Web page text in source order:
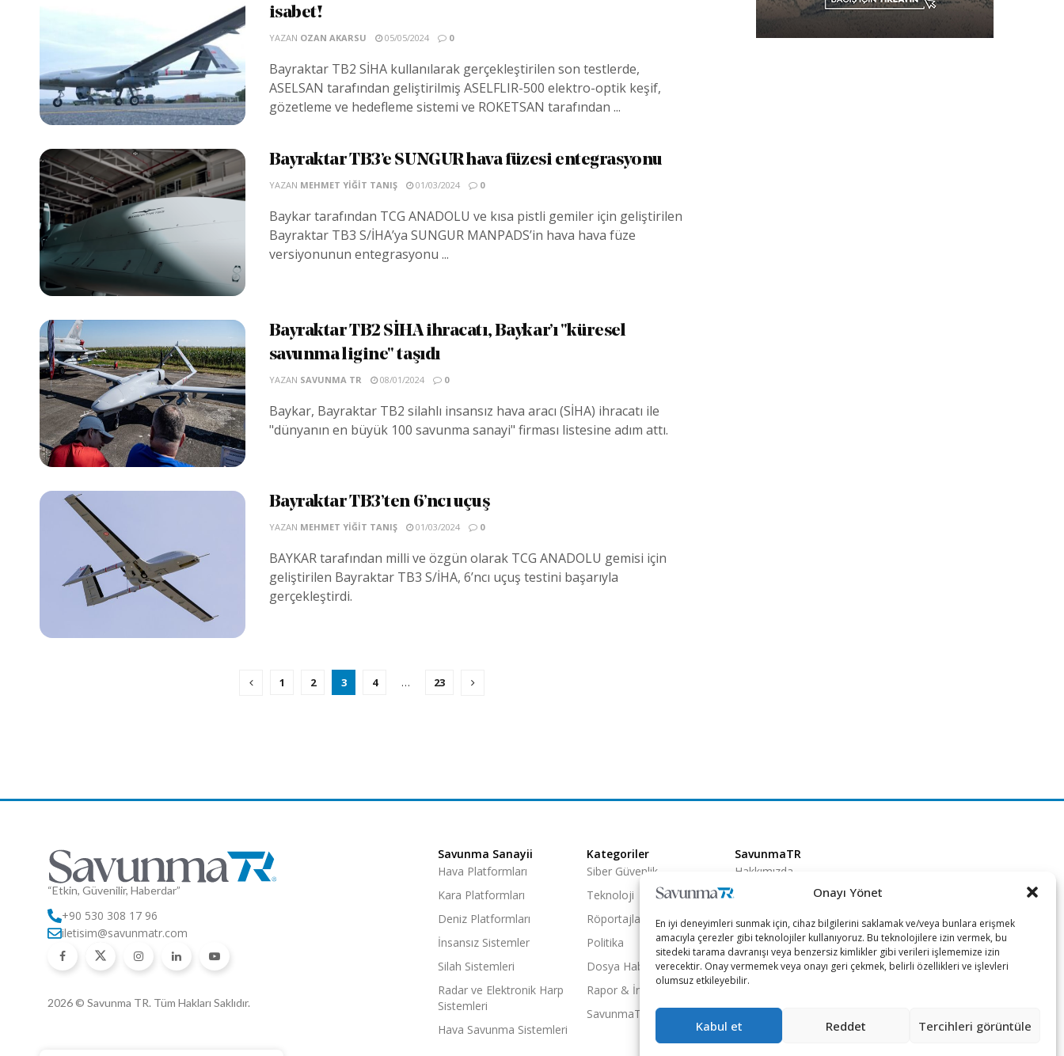
Onayı Yönet
En iyi deneyimleri sunmak için, cihaz bilgilerini saklamak ve/veya bunlara erişmek
amacıyla çerezler gibi teknolojiler kullanıyoruz. Bu teknolojilere izin vermek, bu
sitedeki tarama davranışı veya benzersiz kimlikler gibi verileri işlememize izin
verecektir. Onay vermemek veya onayı geri çekmek, belirli özellikleri ve işlevleri
olumsuz etkileyebilir.
Kabul et Reddet Tercihleri görüntüle
isabet!
YAZAN OZAN AKARSU 05/05/2024 0
Bayraktar TB2 SİHA kullanılarak gerçekleştirilen son testlerde,
ASELSAN tarafından geliştirilmiş ASELFLIR-500 elektro-optik keşif,
gözetleme ve hedefleme sistemi ve ROKETSAN tarafından ...
Bayraktar TB3’e SUNGUR hava füzesi entegrasyonu
YAZAN MEHMET YIĞIT TANIŞ 01/03/2024 0
Baykar tarafından TCG ANADOLU ve kısa pistli gemiler için geliştirilen
Bayraktar TB3 S/İHA’ya SUNGUR MANPADS’in hava hava füze
versiyonunun entegrasyonu ...
Bayraktar TB2 SİHA ihracatı, Baykar’ı "küresel
savunma ligine" taşıdı
YAZAN SAVUNMA TR 08/01/2024 0
Baykar, Bayraktar TB2 silahlı insansız hava aracı (SİHA) ihracatı ile
"dünyanın en büyük 100 savunma sanayi" firması listesine adım attı.
Bayraktar TB3’ten 6’ncı uçuş
YAZAN MEHMET YIĞIT TANIŞ 01/03/2024 0
BAYKAR tarafından milli ve özgün olarak TCG ANADOLU gemisi için
geliştirilen Bayraktar TB3 S/İHA, 6’ncı uçuş testini başarıyla
gerçekleştirdi.
1 2 3 4 … 23
“Etkin, Güvenilir, Haberdar”
+90 530 308 17 96
iletisim@savunmatr.com
2026 © Savunma TR. Tüm Hakları Saklıdır.
Savunma Sanayii
Hava Platformları
Kara Platformları
Deniz Platformları
İnsansız Sistemler
Silah Sistemleri
Radar ve Elektronik Harp
Sistemleri
Hava Savunma Sistemleri
Kategoriler
Siber Güvenlik
Teknoloji
Röportajlar
Politika
Dosya Haber
Rapor & İnfografik
SavunmaTR Plus
SavunmaTR
Hakkımızda
Gizlilik Politikası
Künye
İletişim